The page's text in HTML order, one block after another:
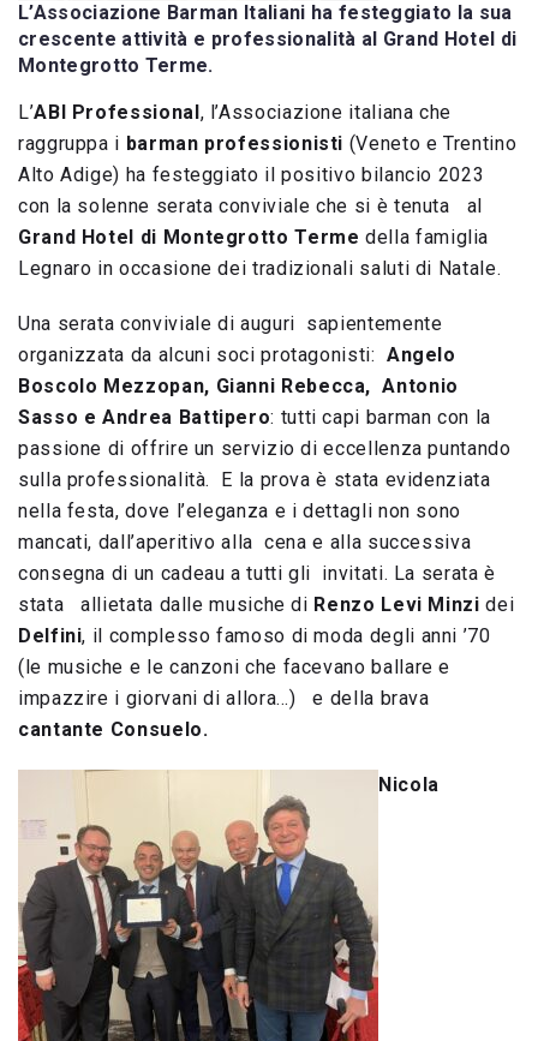
L’Associazione Barman Italiani ha festeggiato la sua
crescente attività e professionalità al Grand Hotel di
Montegrotto Terme.
L’ABI Professional , l’Associazione italiana che
raggruppa i barman professionisti (Veneto e Trentino
Alto Adige) ha festeggiato il positivo bilancio 2023
con la solenne serata conviviale che si è tenuta al
Grand Hotel di Montegrotto Terme della famiglia
Legnaro in occasione dei tradizionali saluti di Natale.
Una serata conviviale di auguri sapientemente
organizzata da alcuni soci protagonisti: Angelo
Boscolo Mezzopan, Gianni Rebecca, Antonio
Sasso e Andrea Battipero: tutti capi barman con la
passione di offrire un servizio di eccellenza puntando
sulla professionalità. E la prova è stata evidenziata
nella festa, dove l’eleganza e i dettagli non sono
mancati, dall’aperitivo alla cena e alla successiva
consegna di un cadeau a tutti gli invitati. La serata è
stata allietata dalle musiche di Renzo Levi Minzidei
Delfini, il complesso famoso di moda degli anni ’70
(le musiche e le canzoni che facevano ballare e
impazzire i giorvani di allora…) e della brava
cantante Consuelo.
Nicola